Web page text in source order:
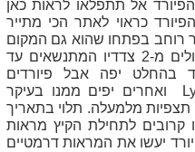
אל תתפלאו לראות כאן
כראוי לאתר הכי מתייר
של 2 ק"מ עם 100 מטר רוחב בפתחו שהוא גם המקום
הצר ביותר של הפיורד וקירות תלולים מ-2 צדדיו המתנשאים עד
הפיורד בהחלט יפה אבל פיורדים
ואחרים יפים ממנו בעיקר
מלמעלה. תלוי בתאריך
קרובים לתחילת הקיץ מראות
יעשו את המראות דרמטיים